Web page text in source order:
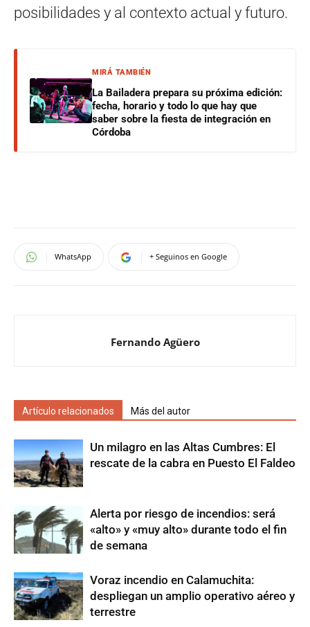
posibilidades y al contexto actual y futuro.
MIRÁ TAMBIÉN
La Bailadera prepara su próxima edición:
fecha, horario y todo lo que hay que
saber sobre la fiesta de integración en
Córdoba
WhatsApp + Seguinos en Google
Fernando Agüero
Artículo relacionados Más del autor
Un milagro en las Altas Cumbres: El
rescate de la cabra en Puesto El Faldeo
Alerta por riesgo de incendios: será
«alto» y «muy alto» durante todo el fin
de semana
Voraz incendio en Calamuchita:
despliegan un amplio operativo aéreo y
terrestre